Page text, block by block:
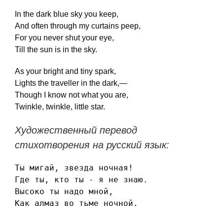
In the dark blue sky you keep,
And often through my curtains peep,
For you never shut your eye,
Till the sun is in the sky.
As your bright and tiny spark,
Lights the traveller in the dark,—
Though I know not what you are,
Twinkle, twinkle, little star.
Художественный перевод
стихотворения на русский язык:
Ты мигай, звезда ночная!
Где ты, кто ты - я не знаю.
Высоко ты надо мной,
Как алмаз во тьме ночной.